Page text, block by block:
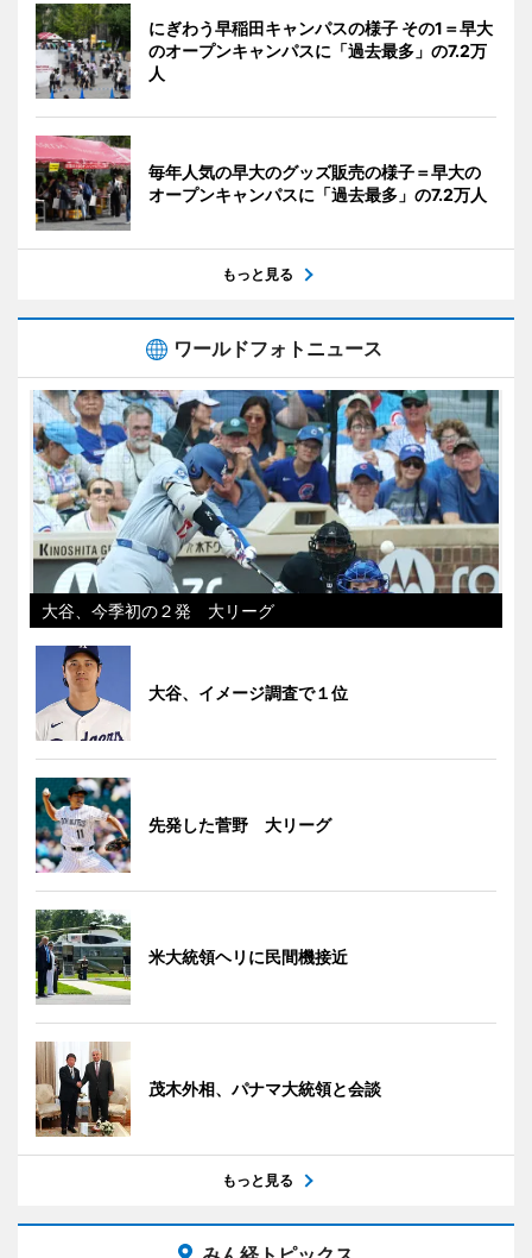
にぎわう早稲田キャンパスの様子 その1＝早大
のオープンキャンパスに「過去最多」の7.2万
人
毎年人気の早大のグッズ販売の様子＝早大の
オープンキャンパスに「過去最多」の7.2万人
もっと見る
ワールドフォトニュース
大谷、今季初の２発 大リーグ
大谷、イメージ調査で１位
先発した菅野 大リーグ
米大統領ヘリに民間機接近
茂木外相、パナマ大統領と会談
もっと見る